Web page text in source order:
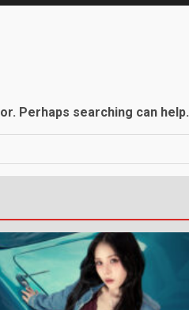
Perhaps searching can help.